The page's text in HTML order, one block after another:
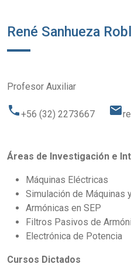
René Sanhueza
Profesor Auxiliar
phone+56 (32) 2273667 email
Áreas de Investigación e
Máquinas Eléctricas
Simulación de Máquinas
Armónicas en SEP
Filtros Pasivos de
Electrónica de Potencia
Cursos Dictados